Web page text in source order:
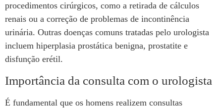
procedimentos cirúrgicos, como a retirada de cálculos
renais ou a correção de problemas de incontinência
urinária. Outras doenças comuns tratadas pelo urologista
incluem hiperplasia prostática benigna, prostatite e
disfunção erétil.
Importância da consulta com o urologista
É fundamental que os homens realizem consultas